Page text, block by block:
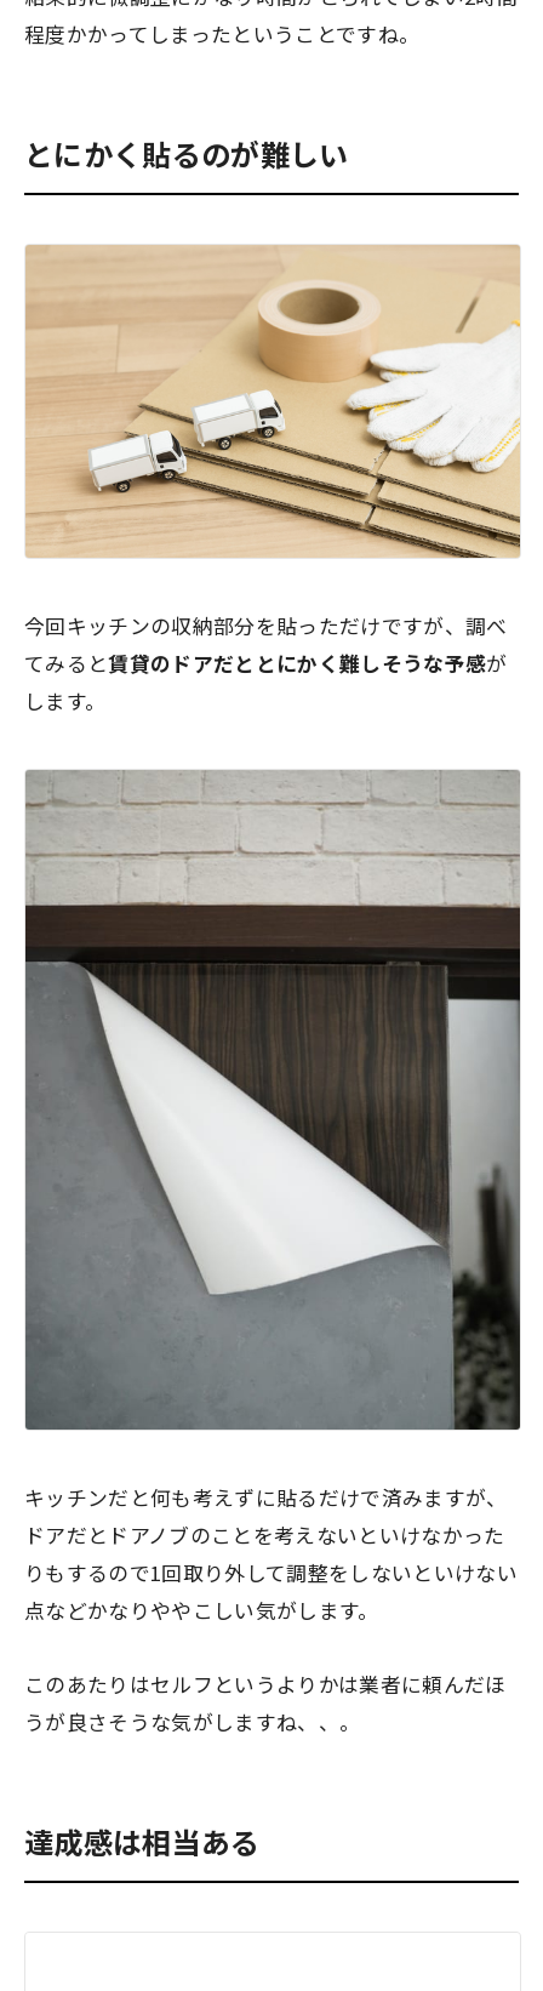
程度かかってしまったということですね。
とにかく貼るのが難しい
今回キッチンの収納部分を貼っただけですが、調べ
てみると賃貸のドアだととにかく難しそうな予感が
します。
キッチンだと何も考えずに貼るだけで済みますが、
ドアだと ドアノブのことを考えないといけなかった
りもするので1回取り外して調整をしないといけない
点などかなりややこしい気がします。
このあたりはセルフというよりかは業者に頼んだほ
うが良さそうな気がしますね、、。
達成感は相当ある